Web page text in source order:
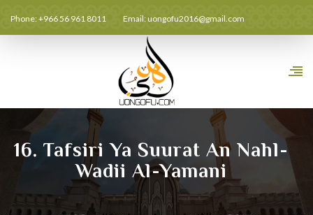
Phone: +966 56 961 8011 Email:uongofu2016@gmail.com
16. Tafsiri Ya Suurat An Nahl-
Wadii Al-Yamani